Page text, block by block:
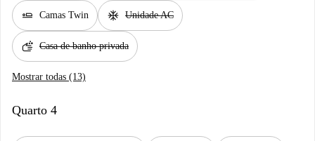
airline_seat_flat Camas Twin ac_unit Unidade AC
soap Casa de banho privada
Mostrar todas (13)
Quarto 4